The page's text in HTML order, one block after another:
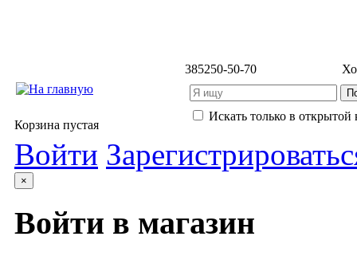
385250-50-70
Искать только в открытой
Корзина пустая
Войти
×
Войти в магазин